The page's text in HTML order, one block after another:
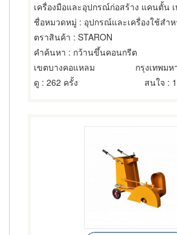
เครื่องมือและอุปกรณ์ก่อสร้าง แคนตั้น
ชื่อหมวดหมู่ : อุปกรณ์และเครื่องใช้สำหรับผู้
ตราสินค้า : STARON
คำค้นหา : กว้านขึ้นคอนกรีต
เขตบางคอแหลม
กรุงเทพม
ดู : 262 ครั้ง สนใจ :